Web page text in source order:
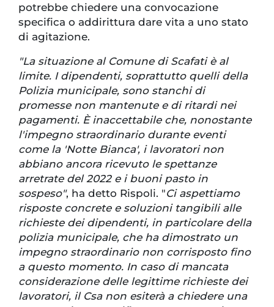
potrebbe chiedere una convocazione
specifica o addirittura dare vita a uno stato
di agitazione.
"La situazione al Comune di Scafati è al
limite. I dipendenti, soprattutto quelli della
Polizia municipale, sono stanchi di
promesse non mantenute e di ritardi nei
pagamenti. È inaccettabile che, nonostante
l'impegno straordinario durante eventi
come la 'Notte Bianca', i lavoratori non
abbiano ancora ricevuto le spettanze
arretrate del 2022 e i buoni pasto in
sospeso", ha detto Rispoli. "Ci aspettiamo
risposte concrete e soluzioni tangibili alle
richieste dei dipendenti, in particolare della
polizia municipale, che ha dimostrato un
impegno straordinario non corrisposto fino
a questo momento. In caso di mancata
considerazione delle legittime richieste dei
lavoratori, il Csa non esiterà a chiedere una